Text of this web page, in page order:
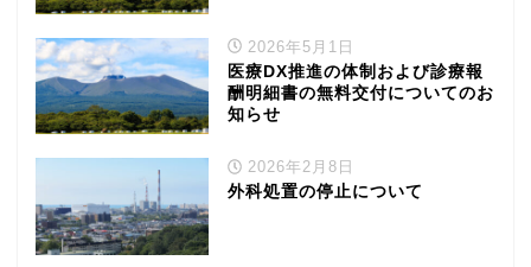
2026年5月1日
医療DX推進の体制および診療報
酬明細書の無料交付についてのお
知らせ
2026年2月8日
外科処置の停止について